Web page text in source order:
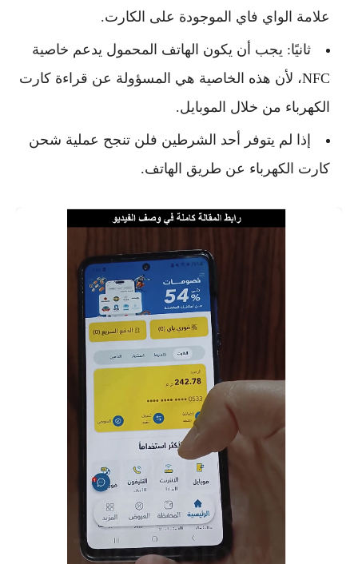
علامة الواي فاي الموجودة على الكارت.
ثانيًا: يجب أن يكون الهاتف المحمول يدعم خاصية
NFC، لأن هذه الخاصية هي المسؤولة عن قراءة كارت
الكهرباء من خلال الموبايل.
إذا لم يتوفر أحد الشرطين فلن تنجح عملية شحن
كارت الكهرباء عن طريق الهاتف.